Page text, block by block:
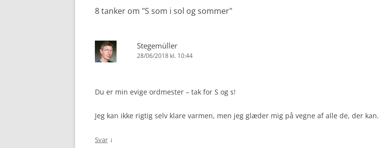
8 tanker om "S som i sol og sommer"
Stegemüller
28/06/2018 kl. 10:44
Du er min evige ordmester – tak for S og s!
Jeg kan ikke rigtig selv klare varmen, men jeg glæder mig på vegne af alle de, der kan.
Svar ↓